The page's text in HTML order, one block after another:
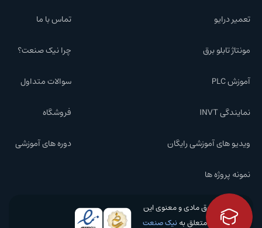
تعمیر درایو
مونتاژ تابلو برق
آموزش PLC
نمایندگی INVT
ویدیو های آموزشی رایگان
نمونه پروژه ها
تماس با ما
چرا نیک صنعت؟
سوالات متداول
فروشگاه
دوره های آموزشی
کلیه حقوق مادی و معنوی این
وبسایت متعلق بهنیک صنعت